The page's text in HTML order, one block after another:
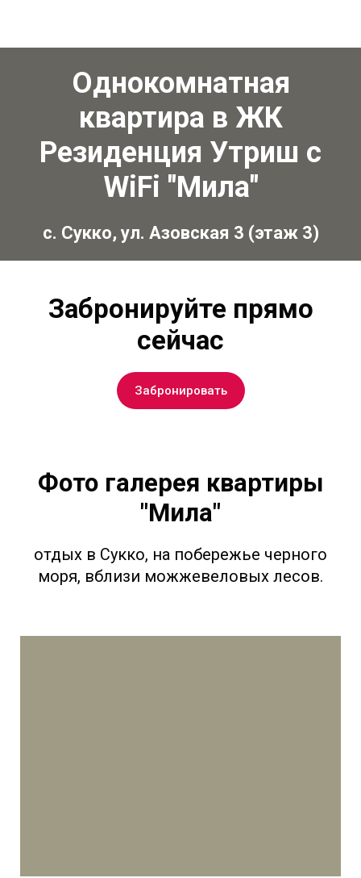
Однокомнатная
квартира в ЖК
Резиденция Утриш с
WiFi "Мила"
с. Сукко, ул. Азовская 3 (этаж 3)
Забронируйте прямо
сейчас
Забронировать
Фото галерея квартиры
"Мила"
отдых в Сукко, на побережье черного
моря, вблизи можжевеловых лесов.